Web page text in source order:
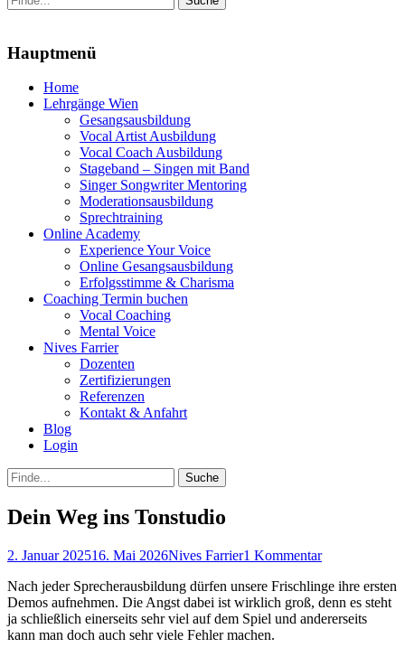
nach:
Hauptmenü
Zum
Inhalt
Home
Lehrgänge Wien
Gesangsausbildung
Vocal Artist Ausbildung
Vocal Coach Ausbildung
Stageband – Singen mit Band
Singer Songwriter Mentoring
Moderationsausbildung
Sprechtraining
Online Academy
Experience Your Voice
Online Gesangsausbildung
Erfolgsstimme & Charisma
Coaching Termin buchen
Vocal Coaching
Mental Voice
Nives Farrier
Dozenten
Zertifizierungen
Referenzen
Kontakt & Anfahrt
Blog
Login
bei
der
Suche
Suche
nach:
Dein Weg ins Tonstudio
Posted
2. Januar 202516. Mai 2026Autor
Nives Farrier1 Kommentar
Nach jeder Sprecherausbildung dürfen unsere Frischlinge ihre ersten
Demos aufnehmen. Die Angst dabei ist wirklich groß, denn es steht
ja schließlich einerseits sehr viel auf dem Spiel und andererseits
kann man doch auch sehr viele Fehler machen.